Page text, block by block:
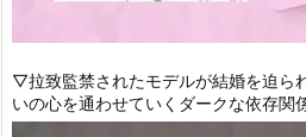
▽拉致監禁されたモデルが結婚を迫ら
いの心を通わせていくダークな依存関